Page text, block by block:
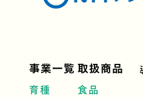
事業一覧
育種
取扱商品
食品